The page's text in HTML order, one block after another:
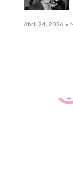
Abril 24, 2026 ·